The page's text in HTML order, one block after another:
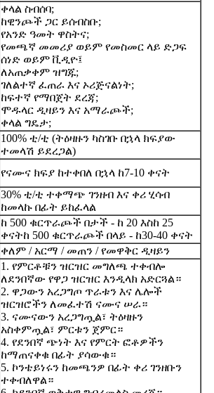
ቀላል ስብሰባ;
ከዊንጮች ጋር ይሰብስቡ;
የአንድ ዓመት ዋስትና;
የመጫኛ መመሪያ ወይም የመስመር ላይ ድጋፍ
ሰነድ ወይም ቪዲዮ፤
ለአጠቃቀም ዝግጁ;
ገለልተኛ ፈጠራ እና ኦሪጅናልነት;
ከፍተኛ የማበጀት ደረጃ;
ሞዱላር ዲዛይን እና አማራጮች;
ቀላል ግዴታ;
100% ቲ/ቲ (ትዕዛዙን ካስገቡ በኋላ ክፍያው
ተመላሽ ይደረጋል)
የናሙና ክፍያ ከተቀበለ በኋላ ከ7-10 ቀናት
30% ቲ/ቲ ተቀማጭ ገንዘብ እና ቀሪ ሂሳብ
ከመላኩ በፊት ይከፈላል
ከ 500 ቁርጥራጮች በታች - ከ 20 እስከ 25
ቀናትከ 500 ቁርጥራጮች በላይ - ከ30-40 ቀናት
ቀለም / አርማ / መጠን / የመዋቅር ዲዛይን
1. የምርቶቹን ዝርዝር መግለጫ ተቀብሎ
ለደንበኛው የዋጋ ዝርዝር እንዲላክ አድርጓል።
2. ዋጋውን አረጋግጦ ጥራቱን እና ሌሎች
ዝርዝሮችን ለመፈተሽ ናሙና ሠራ።
3. ናሙናውን አረጋግጧል፣ ትዕዛዙን
አስቀምጧል፣ ምርቱን ጀምር።
4. የደንበኛ ጭነት እና የምርት ፎቶዎችን
ከማጠናቀቁ በፊት ያሳውቁ።
5. ኮንቴይነሩን ከመጫንዎ በፊት ቀሪ ገንዘቡን
ተቀብለዋል።